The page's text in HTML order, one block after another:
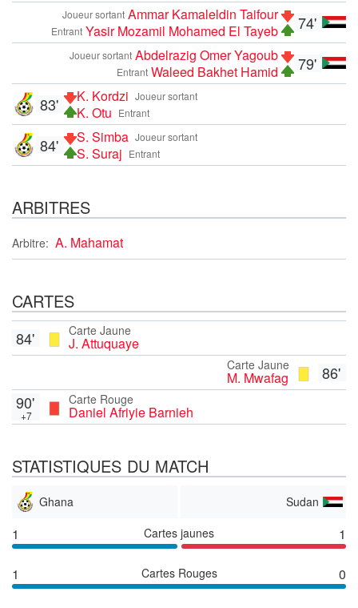
74'
Joueur sortant Ammar Kamaleldin Taifour
Entrant Yasir Mozamil Mohamed El Tayeb
79'
Joueur sortant Abdelrazig Omer Yagoub
Entrant Waleed Bakhet Hamid
Joueur sortant
K. Kordzi
Entrant
K. Otu
83'
Joueur sortant
S. Simba
Entrant
S. Suraj
84'
ARBITRES
Arbitre: A. Mahamat
CARTES
Carte Jaune
J. Attuquaye
84'
86'
Carte Jaune
M. Mwafag
Carte Rouge
Daniel Afriyie Barnieh
90'
+7
STATISTIQUES DU MATCH
Ghana Sudan
1 Cartes jaunes 1
1 Cartes Rouges 0